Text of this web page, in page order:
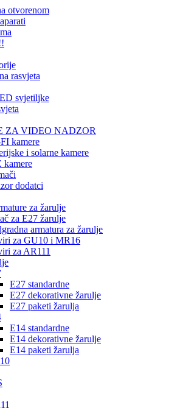
otvorenom
rasvjeta
svjetiljke
ZA VIDEO NADZOR
kamere
i solarne kamere
kamere
dodatci
za žarulje
za E27 žarulje
armatura za žarulje
za GU10 i MR16
za AR111
E27 standardne
E27 dekorativne žarulje
E27 paketi žarulja
E14 standardne
E14 dekorativne žarulje
E14 paketi žarulja